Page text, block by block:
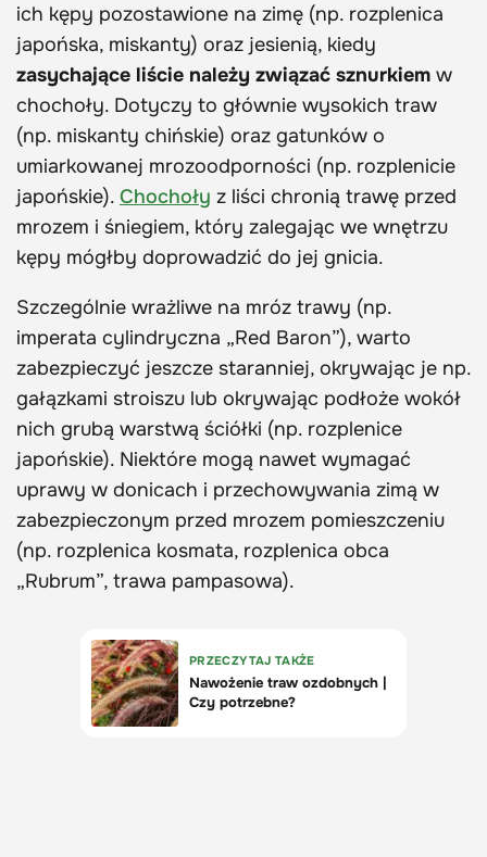
ich kępy pozostawione na zimę (np. rozplenica
japońska, miskanty) oraz jesienią, kiedy
zasychające liście należy związać sznurkiem w
chochoły. Dotyczy to głównie wysokich traw
(np. miskanty chińskie) oraz gatunków o
umiarkowanej mrozoodporności (np. rozplenicie
japońskie). Chochoły z liści chronią trawę przed
mrozem i śniegiem, który zalegając we wnętrzu
kępy mógłby doprowadzić do jej gnicia.
Szczególnie wrażliwe na mróz trawy (np.
imperata cylindryczna „Red Baron”), warto
zabezpieczyć jeszcze staranniej, okrywając je np.
gałązkami stroiszu lub okrywając podłoże wokół
nich grubą warstwą ściółki (np. rozplenice
japońskie). Niektóre mogą nawet wymagać
uprawy w donicach i przechowywania zimą w
zabezpieczonym przed mrozem pomieszczeniu
(np. rozplenica kosmata, rozplenica obca
„Rubrum”, trawa pampasowa).